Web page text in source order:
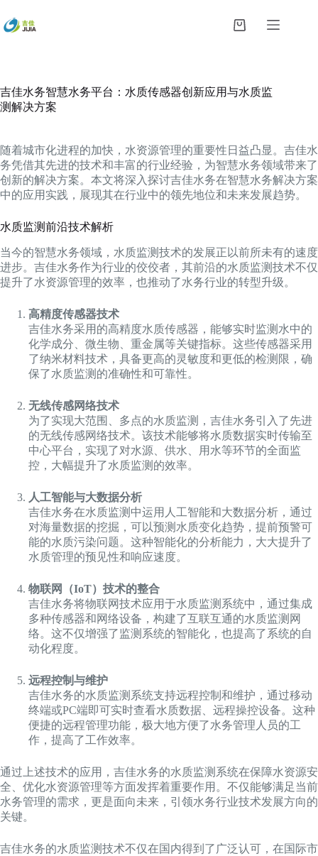
过
内
购
吉佳水务智慧水务平台：水质传感器创新应用与水质监
测解决方案
随着城市化进程的加快，水资源管理的重要性日益凸显。吉佳水
务凭借其先进的技术和丰富的行业经验，为智慧水务领域带来了
创新的解决方案。本文将深入探讨吉佳水务在智慧水务解决方案
中的应用实践，展现其在行业中的领先地位和未来发展趋势。
水质监测前沿技术解析
当今的智慧水务领域，水质监测技术的发展正以前所未有的速度
进步。吉佳水务作为行业的佼佼者，其前沿的水质监测技术不仅
提升了水资源管理的效率，也推动了水务行业的转型升级。
高精度传感器技术
吉佳水务采用的高精度水质传感器，能够实时监测水中的
化学成分、微生物、重金属等关键指标。这些传感器采用
了纳米材料技术，具备更高的灵敏度和更低的检测限，确
保了水质监测的准确性和可靠性。
无线传感网络技术
为了实现大范围、多点的水质监测，吉佳水务引入了先进
的无线传感网络技术。该技术能够将水质数据实时传输至
中心平台，实现了对水源、供水、用水等环节的全面监
控，大幅提升了水质监测的效率。
人工智能与大数据分析
吉佳水务在水质监测中运用人工智能和大数据分析，通过
对海量数据的挖掘，可以预测水质变化趋势，提前预警可
能的水质污染问题。这种智能化的分析能力，大大提升了
水质管理的预见性和响应速度。
物联网（IoT）技术的整合
吉佳水务将物联网技术应用于水质监测系统中，通过集成
多种传感器和网络设备，构建了互联互通的水质监测网
络。这不仅增强了监测系统的智能化，也提高了系统的自
动化程度。
远程控制与维护
吉佳水务的水质监测系统支持远程控制和维护，通过移动
终端或PC端即可实时查看水质数据、远程操控设备。这种
便捷的远程管理功能，极大地方便了水务管理人员的工
作，提高了工作效率。
通过上述技术的应用，吉佳水务的水质监测系统在保障水资源安
全、优化水资源管理等方面发挥着重要作用。不仅能够满足当前
水务管理的需求，更是面向未来，引领水务行业技术发展方向的
关键。
吉佳水务的水质监测技术不仅在国内得到了广泛认可，在国际市